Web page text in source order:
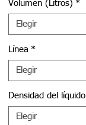
Volúmen (Litros) *
Línea *
Densidad del líquido